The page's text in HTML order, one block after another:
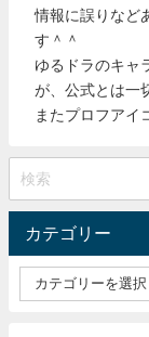
情報に誤りなど
す＾＾
ゆるドラのキャ
が、公式とは一
またプロフアイ
カテゴリー